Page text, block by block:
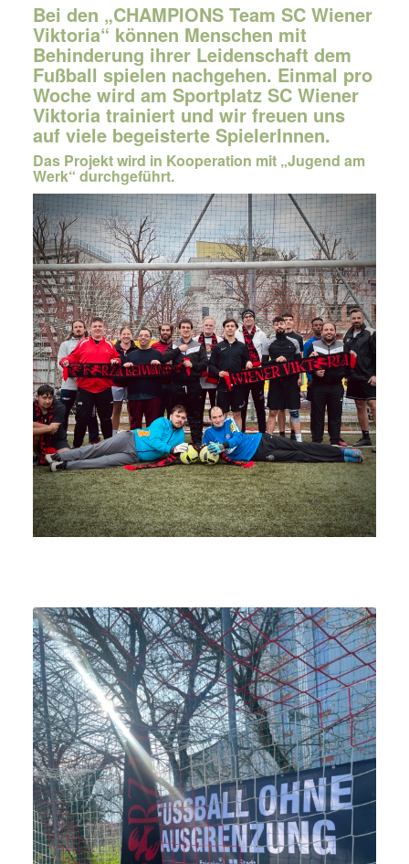
Bei den „CHAMPIONS Team SC Wiener
Viktoria“ können Menschen mit
Behinderung ihrer Leidenschaft dem
Fußball spielen nachgehen. Einmal pro
Woche wird am Sportplatz SC Wiener
Viktoria trainiert und wir freuen uns
auf viele begeisterte SpielerInnen.
Das Projekt wird in Kooperation mit „Jugend am
Werk“ durchgeführt.